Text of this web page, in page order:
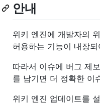
안내
위키 엔진에 개발자의
허용하는 기능이 내장
따라서 이슈에 버그 제
를 남기면 더 정확한 이
위키 엔진 업데이트를